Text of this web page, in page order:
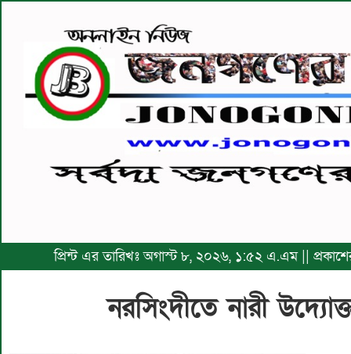
প্রিন্ট এর তারিখঃ অগাস্ট ৮, ২০২৬, ১:৫২ এ.এম ||
নরসিংদীতে নারী